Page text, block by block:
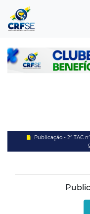
Publicação - 2° TAC